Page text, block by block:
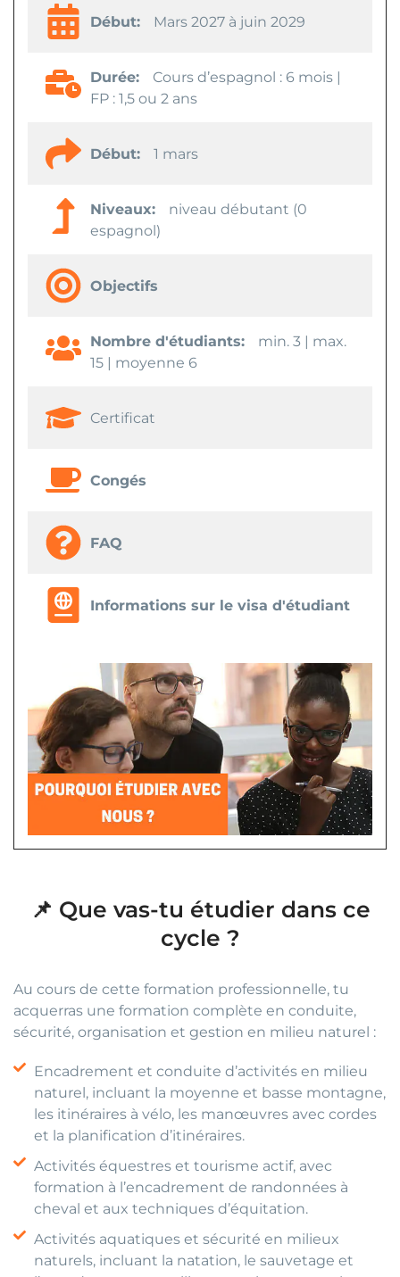
Début: Mars 2027 à juin 2029
Durée:
Cours d’espagnol : 6 mois |
FP : 1,5 ou 2 ans
Début: 1 mars
Niveaux:
niveau débutant (0
espagnol)
Objectifs
Nombre d'étudiants:
min. 3 | max.
15 | moyenne 6
Certificat
Congés
FAQ
Informations sur le visa d'étudiant
📌 Que vas-tu étudier dans ce
cycle ?
Au cours de cette formation professionnelle, tu
acquerras une formation complète en conduite,
sécurité, organisation et gestion en milieu naturel :
Encadrement et conduite d’activités en milieu
naturel, incluant la moyenne et basse montagne,
les itinéraires à vélo, les manœuvres avec cordes
et la planification d’itinéraires.
Activités équestres et tourisme actif, avec
formation à l’encadrement de randonnées à
cheval et aux techniques d’équitation.
Activités aquatiques et sécurité en milieux
naturels, incluant la natation, le sauvetage et